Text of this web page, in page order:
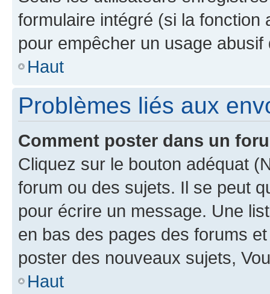
formulaire intégré (si la fonction
pour empêcher un usage
Haut
Problèmes liés aux
Comment poster dans un
Cliquez sur le bouton adéquat
forum ou des sujets. Il se peut
pour écrire un message. Une
en bas des pages des forums
poster des nouveaux sujets,
Haut